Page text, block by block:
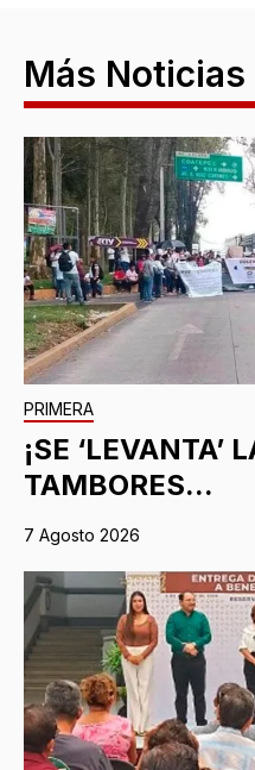
Más Noticias
PRIMERA
¡SE ‘LEVANTA’
TAMBORES...
7 Agosto 2026